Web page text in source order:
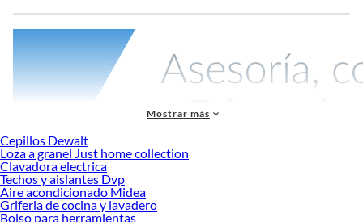
Explora la diversión al aire libre con nuestra amplia selección de
Ya sea que estés organizando una fiesta en el jardín, un día de campo familiar o
simplemente quieras añadir un toque de aventura a tu patio trasero, nuestros
Mostrar más
Cepillos Dewalt
Loza a granel Just home collection
Clavadora electrica
Techos y aislantes Dvp
Aire acondicionado Midea
Griferia de cocina y lavadero
Bolso para herramientas